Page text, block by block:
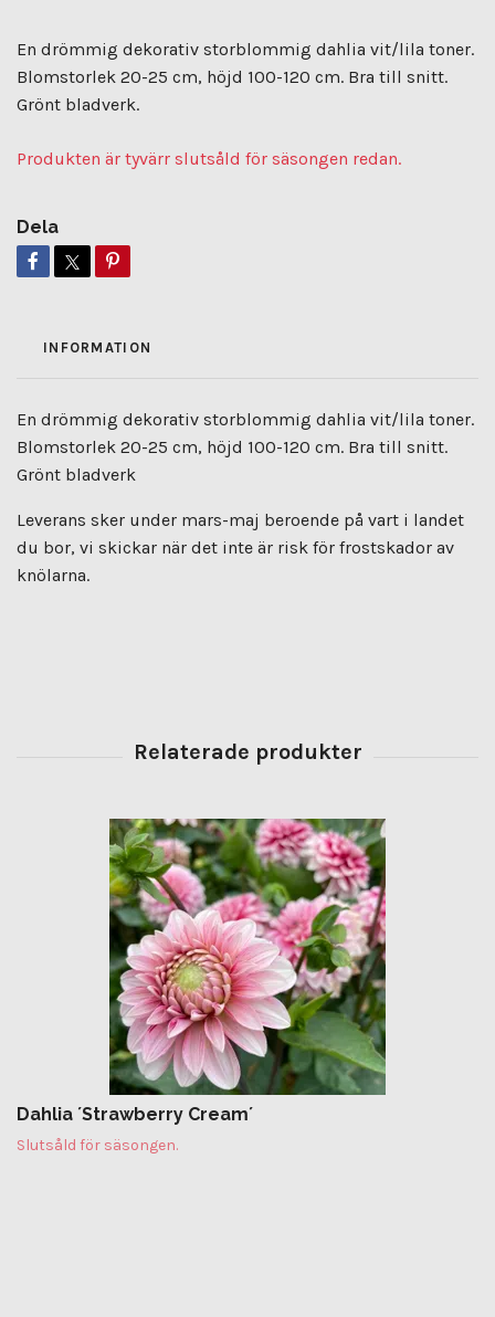
En drömmig dekorativ storblommig dahlia vit/lila toner.
Blomstorlek 20-25 cm, höjd 100-120 cm. Bra till snitt.
Grönt bladverk.
Produkten är tyvärr slutsåld för säsongen redan.
Dela
INFORMATION
En drömmig dekorativ storblommig dahlia vit/lila toner.
Blomstorlek 20-25 cm, höjd 100-120 cm. Bra till snitt.
Grönt bladverk
Leverans sker under mars-maj beroende på vart i landet
du bor, vi skickar när det inte är risk för frostskador av
knölarna.
Dahlia ´Strawberry Cream´
Slutsåld för säsongen.